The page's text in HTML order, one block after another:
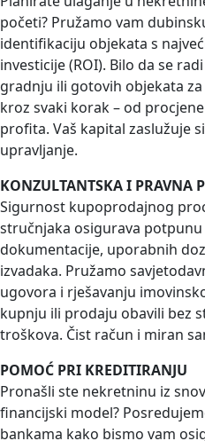
početi? Pružamo vam
identifikaciju objekata s
investicije (ROI). Bilo da se
gradnju ili gotovih objekata
kroz svaki korak – od
profita. Vaš kapital zaslužuje
upravljanje.
KONZULTANTSKA I PRAVNA
Sigurnost kupoprodajnog
stručnjaka osigurava
dokumentacije, uporabnih
izvadaka. Pružamo
ugovora i rješavanju
kupnju ili prodaju obavili bez
troškova. Čist račun i miran
POMOĆ PRI KREDITIRANJU
Pronašli ste nekretninu iz
financijski model?
bankama kako bismo vam